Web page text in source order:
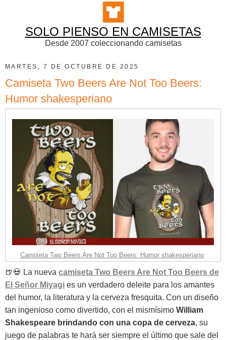
SOLO PIENSO EN CAMISETAS
Desde 2007 coleccionando camisetas
MARTES, 7 DE OCTUBRE DE 2025
Camiseta Two Beers Are Not Too Beers:
Humor shakesperiano
Camiseta Two Beers Are Not Too Beers: Humor shakesperiano
🍺💀 La nueva camiseta Two Beers Are Not Too Beers de
El Señor Miyagi es un verdadero deleite para los amantes
del humor, la literatura y la cerveza fresquita. Con un diseño
tan ingenioso como divertido, con el mismísimo William
Shakespeare brindando con una copa de cerveza, su
juego de palabras te hará ser siempre el último que sale del